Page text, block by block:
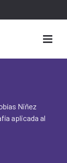
Niñez
aplicada al